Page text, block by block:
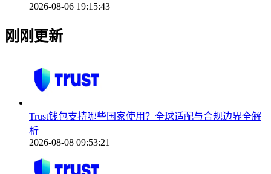
2026-08-06 19:15:43
刚刚更新
Trust钱包支持哪些国家使用？全球适配与合规边界全解
析
2026-08-08 09:53:21